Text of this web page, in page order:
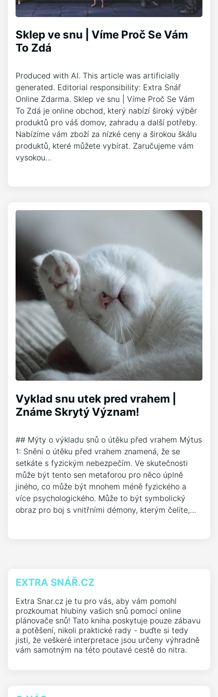
Sklep ve snu | Víme Proč Se Vám
To Zdá
Produced with AI. This article was artificially
generated. Editorial responsibility: Extra Snář
Online Zdarma. Sklep ve snu | Víme Proč Se Vám
To Zdá je online obchod, který nabízí široký výběr
produktů pro váš domov, zahradu a další potřeby.
Nabízíme vám zboží za nízké ceny a širokou škálu
produktů, které můžete vybírat. Zaručujeme vám
vysokou…
Vyklad snu utek pred vrahem |
Známe Skrytý Význam!
## Mýty o výkladu snů o útěku před vrahem Mýtus
1: Snění o útěku před vrahem znamená, že se
setkáte s fyzickým nebezpečím. Ve skutečnosti
může být tento sen metaforou pro něco úplně
jiného, co může být mnohem méně fyzického a
více psychologického. Může to být symbolický
obraz pro boj s vnitřními démony, kterým čelíte,…
EXTRA SNÁŘ.CZ
Extra Snar.cz je tu pro vás, aby vám pomohl
prozkoumat hlubiny vašich snů pomocí online
plánovače snů! Tato kniha poskytuje pouze zábavu
a potěšení, nikoli praktické rady - buďte si tedy
jisti, že veškeré interpretace jsou určeny výhradně
vám samotným na této poutavé cestě do nitra.